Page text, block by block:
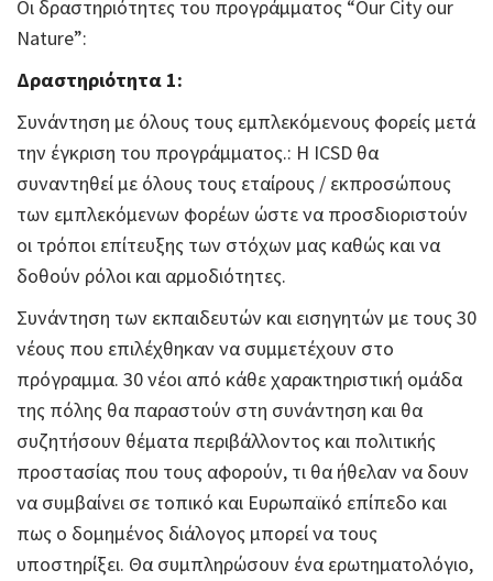
Οι δραστηριότητες του προγράμματος “Our City our
Nature”:
Δραστηριότητα 1:
Συνάντηση με όλους τους εμπλεκόμενους φορείς μετά
την έγκριση του προγράμματος.: Η ICSD θα
συναντηθεί με όλους τους εταίρους / εκπροσώπους
των εμπλεκόμενων φορέων ώστε να προσδιοριστούν
οι τρόποι επίτευξης των στόχων μας καθώς και να
δοθούν ρόλοι και αρμοδιότητες.
Συνάντηση των εκπαιδευτών και εισηγητών με τους 30
νέους που επιλέχθηκαν να συμμετέχουν στο
πρόγραμμα. 30 νέοι από κάθε χαρακτηριστική ομάδα
της πόλης θα παραστούν στη συνάντηση και θα
συζητήσουν θέματα περιβάλλοντος και πολιτικής
προστασίας που τους αφορούν, τι θα ήθελαν να δουν
να συμβαίνει σε τοπικό και Ευρωπαϊκό επίπεδο και
πως ο δομημένος διάλογος μπορεί να τους
υποστηρίξει. Θα συμπληρώσουν ένα ερωτηματολόγιο,